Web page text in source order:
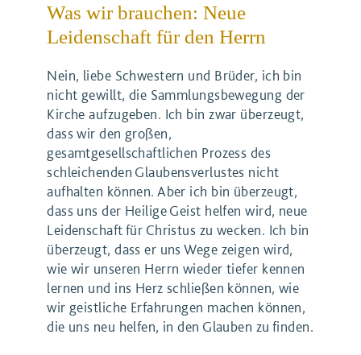
Was wir brauchen: Neue
Leidenschaft für den Herrn
Nein, liebe Schwestern und Brüder, ich bin
nicht gewillt, die Sammlungsbewegung der
Kirche aufzugeben. Ich bin zwar überzeugt,
dass wir den großen,
gesamtgesellschaftlichen Prozess des
schleichenden Glaubensverlustes nicht
aufhalten können. Aber ich bin überzeugt,
dass uns der Heilige Geist helfen wird, neue
Leidenschaft für Christus zu wecken. Ich bin
überzeugt, dass er uns Wege zeigen wird,
wie wir unseren Herrn wieder tiefer kennen
lernen und ins Herz schließen können, wie
wir geistliche Erfahrungen machen können,
die uns neu helfen, in den Glauben zu finden.